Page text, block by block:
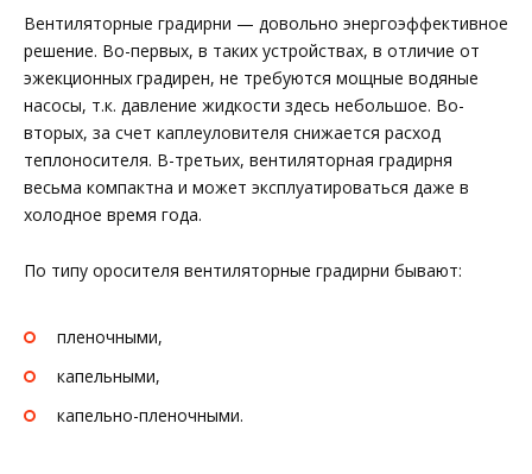
Вентиляторные градирни — довольно энергоэффективное
решение. Во-первых, в таких устройствах, в отличие от
эжекционных градирен, не требуются мощные водяные
насосы, т.к. давление жидкости здесь небольшое. Во-
вторых, за счет каплеуловителя снижается расход
теплоносителя. В-третьих, вентиляторная градирня
весьма компактна и может эксплуатироваться даже в
холодное время года.
По типу оросителя вентиляторные градирни бывают:
пленочными,
капельными,
капельно-пленочными.